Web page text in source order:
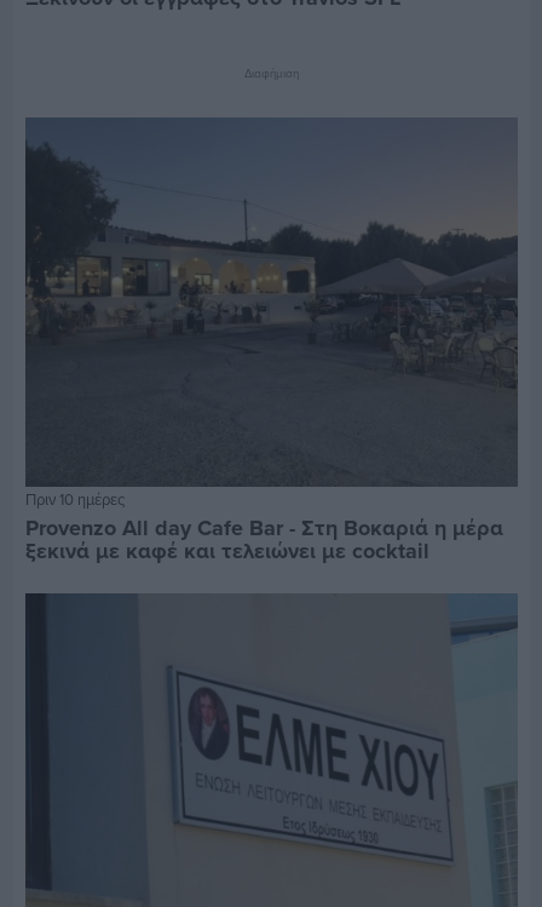
Διαφήμιση
Πριν 10 ημέρες
Provenzo All day Cafe Bar - Στη Βοκαριά η μέρα
ξεκινά με καφέ και τελειώνει με cocktail